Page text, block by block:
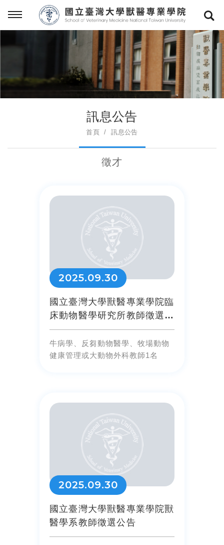
訊息公告
首頁 訊息公告
徵才
2025.09.30
國立臺灣大學獸醫專業學院臨
床動物醫學研究所教師徵選公
告
牛病學、反芻動物醫學、牧場動物
健康管理或大動物外科教師1名
2025.09.30
國立臺灣大學獸醫專業學院獸
醫學系教師徵選公告